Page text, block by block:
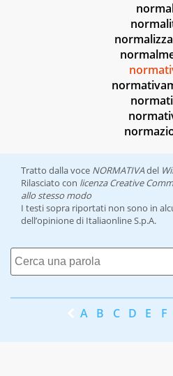
Tratto dalla voce NORMATIVAdel
Rilasciato con licenza Creative
allo stesso modo
I testi sopra riportati non sono in
dell’opinione di Italiaonline S.p.A.
A B C D E F